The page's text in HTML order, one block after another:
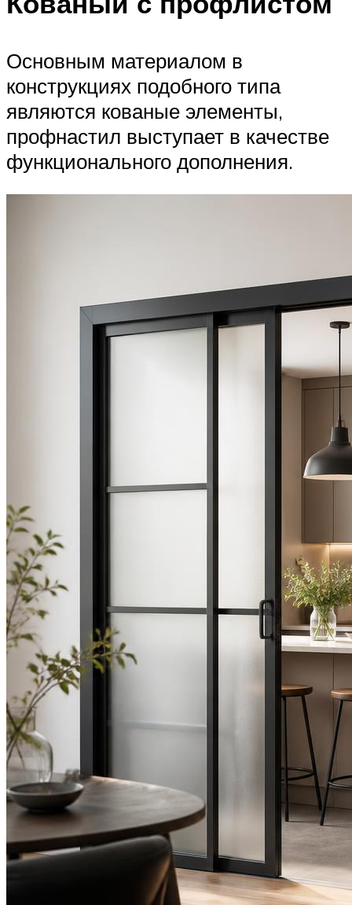
Основным материалом в
конструкциях подобного типа
являются кованые элементы,
профнастил выступает в качестве
функционального дополнения.